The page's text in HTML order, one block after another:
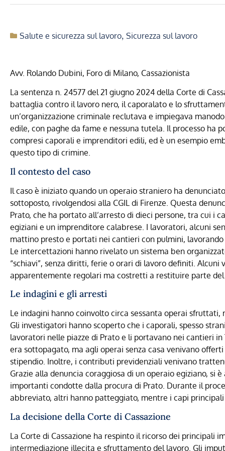
Salute e sicurezza sul lavoro, Sicurezza sul lavoro
Avv. Rolando Dubini, Foro di Milano, Cassazionista
La sentenza n. 24577 del 21 giugno 2024 della Corte di
battaglia contro il lavoro nero, il caporalato e lo
un’organizzazione criminale reclutava e impiegava
edile, con paghe da fame e nessuna tutela. Il processo ha
compresi caporali e imprenditori edili, ed è un esempio
questo tipo di crimine.
Il contesto del caso
Il caso è iniziato quando un operaio straniero ha
sottoposto, rivolgendosi alla CGIL di Firenze. Questa
Prato, che ha portato all’arresto di dieci persone, tra cui i
egiziani e un imprenditore calabrese. I lavoratori, alcuni
mattino presto e portati nei cantieri con pulmini,
Le intercettazioni hanno rivelato un sistema ben
“schiavi”, senza diritti, ferie o orari di lavoro definiti.
apparentemente regolari ma costretti a restituire parte
Le indagini e gli arresti
Le indagini hanno coinvolto circa sessanta operai
Gli investigatori hanno scoperto che i caporali, spesso
lavoratori nelle piazze di Prato e li portavano nei cantieri
era sottopagato, ma agli operai senza casa venivano
stipendio. Inoltre, i contributi previdenziali venivano
Grazie alla denuncia coraggiosa di un operaio egiziano, si
importanti condotte dalla procura di Prato. Durante il
abbreviato, altri hanno patteggiato, mentre i capi
La decisione della Corte di Cassazione
La Corte di Cassazione ha respinto il ricorso dei principali
intermediazione illecita e sfruttamento del lavoro. Gli